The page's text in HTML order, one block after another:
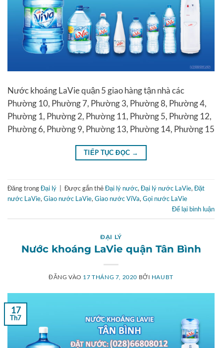
Nước khoáng LaVie quận 5 giao hàng tận nhà các
Phường 10, Phường 7, Phường 3, Phường 8, Phường 4,
Phường 1, Phường 2, Phường 11, Phường 5, Phường 12,
Phường 6, Phường 9, Phường 13, Phường 14, Phường 15
TIẾP TỤC ĐỌC →
Đăng trongĐại lý | Được gắn thẻĐại lý nước, Đại lý nước LaVie, Đặt
nước LaVie, Giao nước LaVie, Giao nước ViVa, Gọi nước LaVie
Để lại bình luận
ĐẠI LÝ
Nước khoáng LaVie quận Tân Bình
ĐĂNG VÀO 17 THÁNG 7, 2020 BỞI HAUBT
17
Th7